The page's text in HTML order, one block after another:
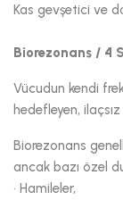
Kas gevşetici ve
Biorezonans / 4
Vücudun kendi
hedefleyen,
Biorezonans
ancak bazı özel
• Hamileler,